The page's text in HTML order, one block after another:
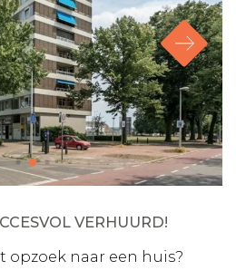
VERHUURD!
opzoek naar een huis?